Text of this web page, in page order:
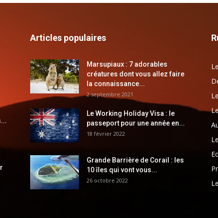
Articles populaires
Marsupiaux : 7 adorables
créatures dont vous allez faire
la connaissance...
2 septembre 2021
Le Working Holiday Visa : le
passeport pour une année en...
18 février 2022
Grande Barrière de Corail : les
10 îles qui vont vous...
26 octobre 2022